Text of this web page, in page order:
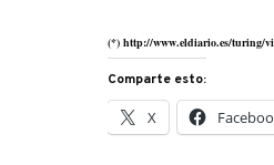
(*) http://www.eldiario.es/turing/
Comparte esto:
X